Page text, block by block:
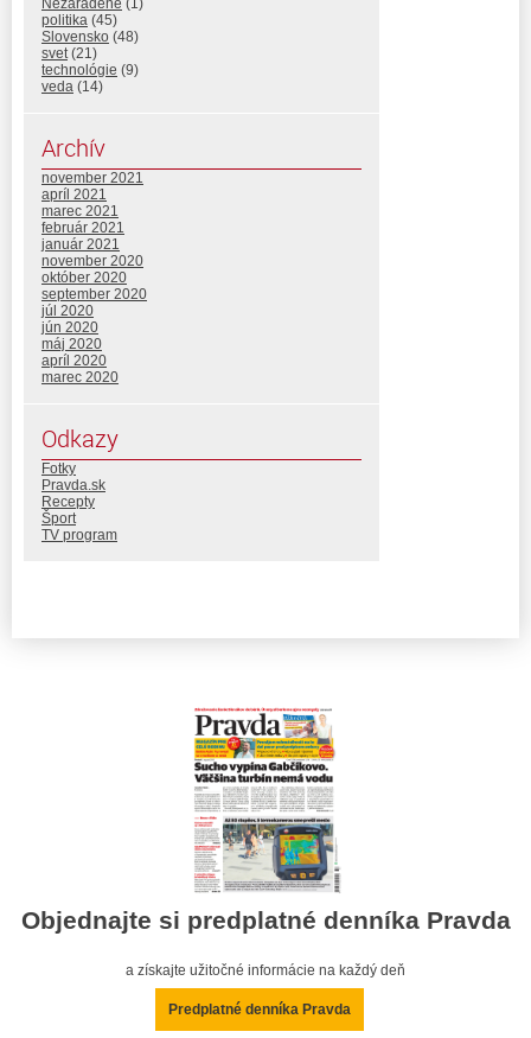
politika (45)
Slovensko (48)
svet (21)
technológie (9)
veda (14)
Archív
november 2021
apríl 2021
marec 2021
február 2021
január 2021
november 2020
október 2020
september 2020
júl 2020
jún 2020
máj 2020
apríl 2020
marec 2020
Odkazy
Fotky
Pravda.sk
Recepty
Šport
TV program
Objednajte si predplatné denníka Pravda
a získajte užitočné informácie na každý deň
Predplatné denníka Pravda